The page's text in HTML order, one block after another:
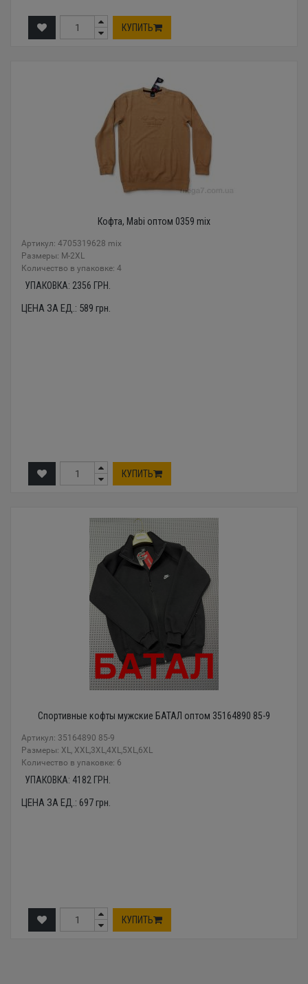
КУПИТЬ
Кофта, Mabi оптом 0359 mix
Артикул: 4705319628 mix
Размеры: M-2XL
Количество в упаковке: 4
УПАКОВКА: 2356 ГРН.
ЦЕНА ЗА ЕД.: 589 грн.
КУПИТЬ
Спортивные кофты мужские БАТАЛ оптом 35164890 85-9
Артикул: 35164890 85-9
Размеры: XL, XXL,3XL,4XL,5XL,6XL
Количество в упаковке: 6
УПАКОВКА: 4182 ГРН.
ЦЕНА ЗА ЕД.: 697грн.
КУПИТЬ